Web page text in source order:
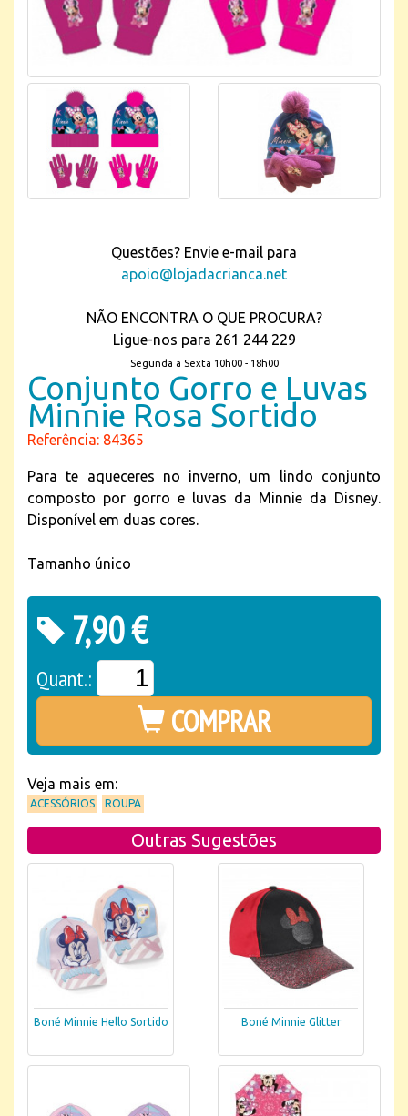
Questões? Envie e-mail para
apoio@lojadacrianca.net
NÃO ENCONTRA O QUE PROCURA?
Ligue-nos para 261 244 229
Segunda a Sexta 10h00 - 18h00
Conjunto Gorro e Luvas
Minnie Rosa Sortido
Referência: 84365
Para te aqueceres no inverno, um lindo conjunto
composto por gorro e luvas da Minnie da Disney.
Disponível em duas cores.
Tamanho único
7,90 €
Quant.:
COMPRAR
Veja mais em:
ACESSÓRIOS ROUPA
Outras Sugestões
Boné Minnie Hello Sortido Boné Minnie Glitter